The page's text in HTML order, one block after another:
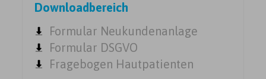
Downloadbereich
Formular Neukundenanlage
Formular DSGVO
Fragebogen Hautpatienten